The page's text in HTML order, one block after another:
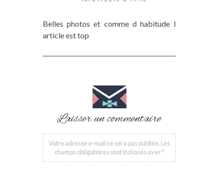
Belles photos et comme d habitude l
article est top
Laisser un commentaire
Votre adresse e-mail ne sera pas publiée. Les
champs obligatoires sont indiqués avec*